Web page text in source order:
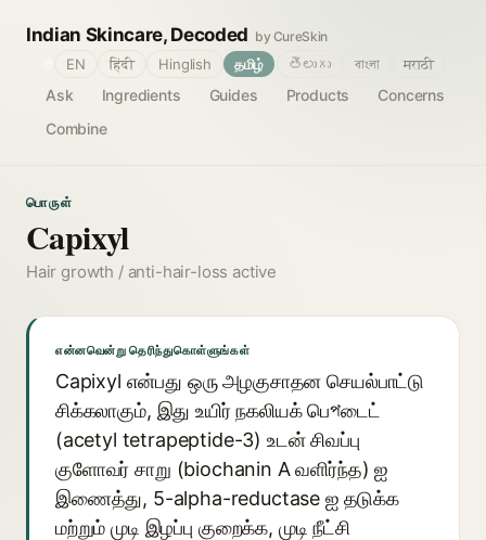
Indian Skincare, Decoded by CureSkin
Ask Ingredients Guides Products
Concerns
Combine
EN हिंदी Hinglish தமிழ் తెలుగు বাংলা मराठी
பொருள்
Capixyl
Hair growth / anti-hair-loss active
என்னவென்று தெரிந்துகொள்ளுங்கள்
Capixyl என்பது ஒரு அழகுசாதன செயல்பாட்டு
சிக்கலாகும், இது உயிர் நகலியக் பெপடைட்
(acetyl tetrapeptide-3) உடன் சிவப்பு
குளோவர் சாறு (biochanin A வளிர்ந்த) ஐ
இணைத்து, 5-alpha-reductase ஐ தடுக்க
மற்றும் முடி இழப்பு குறைக்க, முடி நீட்சி